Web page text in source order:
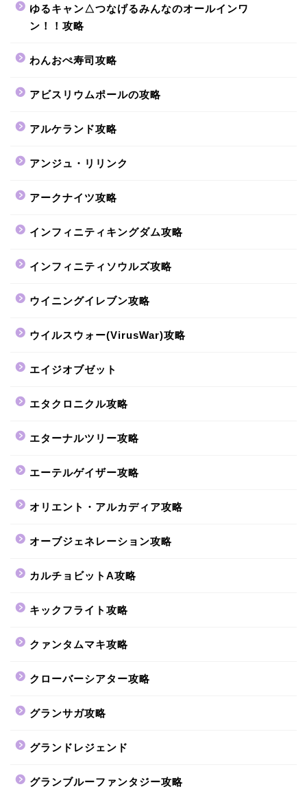
ゆるキャン△つなげるみんなのオールインワ
ン！！攻略
わんおぺ寿司攻略
アビスリウムポールの攻略
アルケランド攻略
アンジュ・リリンク
アークナイツ攻略
インフィニティキングダム攻略
インフィニティソウルズ攻略
ウイニングイレブン攻略
ウイルスウォー(VirusWar)攻略
エイジオブゼット
エタクロニクル攻略
エターナルツリー攻略
エーテルゲイザー攻略
オリエント・アルカディア攻略
オーブジェネレーション攻略
カルチョビットA攻略
キックフライト攻略
クァンタムマキ攻略
クローバーシアター攻略
グランサガ攻略
グランドレジェンド
グランブルーファンタジー攻略